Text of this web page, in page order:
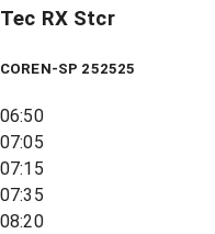
Tec RX Stcr
COREN-SP 252525
06:50
07:05
07:15
07:35
08:20